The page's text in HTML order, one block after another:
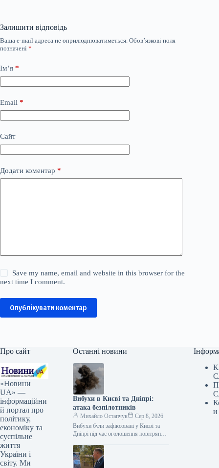
Залишити відповідь
Ваша e-mail адреса не оприлюднюватиметься. Обов’язкові поля
позначені *
Ім’я *
Email *
Сайт
Додати коментар *
Save my name, email and website in this browser for the
next time I comment.
Опублікувати коментар
Про сайт
«Новини
UA» —
інформаційни
й портал про
політику,
економіку та
суспільне
життя
України і
світу. Ми
Останні новини
Вибухи в Києві та Дніпрі:
атака безпілотників
Михайло Остапчук
Сер 8, 2026
Вибухи були зафіксовані у Києві та
Дніпрі під час оголошення повітряної
підтверджують представники ЗМІ, які
працюють на…
и